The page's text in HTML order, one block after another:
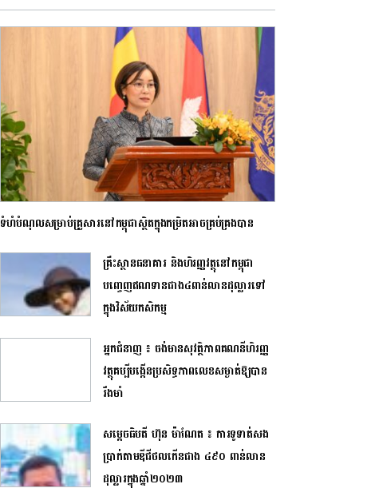
ទំហំបំណុលសម្រាប់គ្រួសារនៅកម្ពុជាស្ថិតក្នុងកម្រិតអាចគ្រប់គ្រងបាន
គ្រឹះស្ថានធនាគារ និងហិរញ្ញវត្ថុនៅកម្ពុជា
បញ្ចេញឥណទានជាង៤ពាន់លានដុល្លារទៅ
ក្នុងវិស័យកសិកម្ម
អ្នកជំនាញ ៖ ចង់មានសុវត្ថិភាពគណនីហិរញ្ញ
វត្ថុគប្បីបង្កើនប្រសិទ្ធភាពលេខសម្ងាត់ឱ្យបាន
រឹងមាំ
សម្តេចធិបតី ហ៊ុន ម៉ាណែត ៖ ការទូទាត់សង
ប្រាក់តាមឌីជីថលកើនជាង ៤៩០ ពាន់លាន
ដុល្លារក្នុងឆ្នាំ២០២៣